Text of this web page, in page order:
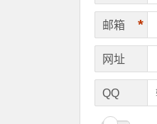
邮箱 *
网址
QQ